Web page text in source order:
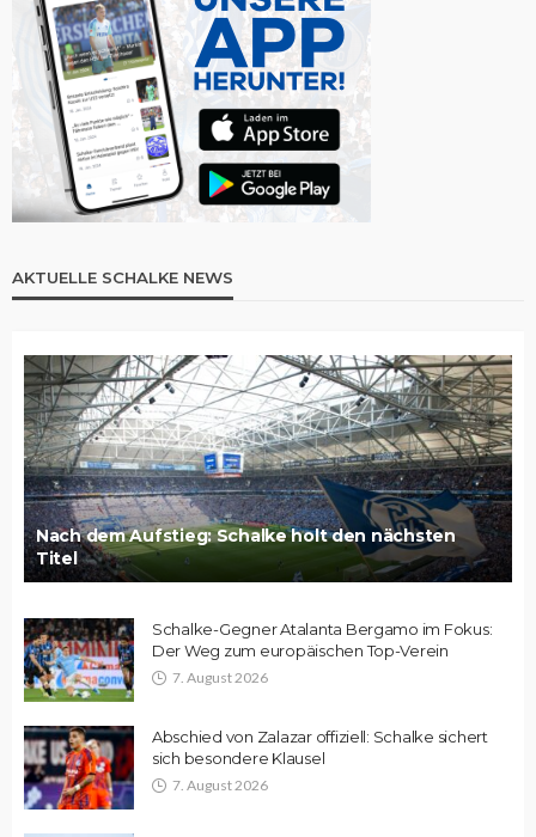
AKTUELLE SCHALKE NEWS
Nach dem Aufstieg: Schalke holt den nächsten
Titel
Schalke-Gegner Atalanta Bergamo im Fokus:
Der Weg zum europäischen Top-Verein
7. August 2026
Abschied von Zalazar offiziell: Schalke sichert
sich besondere Klausel
7. August 2026